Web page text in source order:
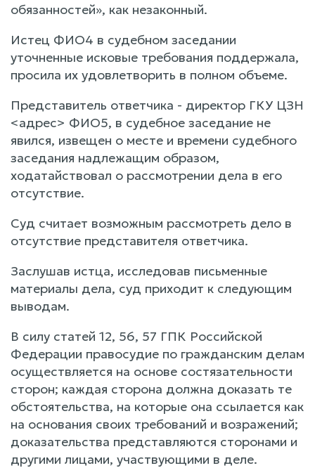
обязанностей», как незаконный.
Истец ФИО4 в судебном заседании
уточненные исковые требования поддержала,
просила их удовлетворить в полном объеме.
Представитель ответчика - директор ГКУ ЦЗН
<адрес> ФИО5, в судебное заседание не
явился, извещен о месте и времени судебного
заседания надлежащим образом,
ходатайствовал о рассмотрении дела в его
отсутствие.
Суд считает возможным рассмотреть дело в
отсутствие представителя ответчика.
Заслушав истца, исследовав письменные
материалы дела, суд приходит к следующим
выводам.
В силу статей 12, 56, 57 ГПК Российской
Федерации правосудие по гражданским делам
осуществляется на основе состязательности
сторон; каждая сторона должна доказать те
обстоятельства, на которые она ссылается как
на основания своих требований и возражений;
доказательства представляются сторонами и
другими лицами, участвующими в деле.